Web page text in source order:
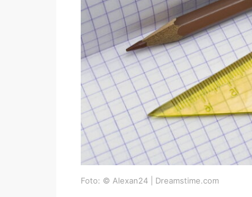
Foto: © Alexan24 | Dreamstime.com